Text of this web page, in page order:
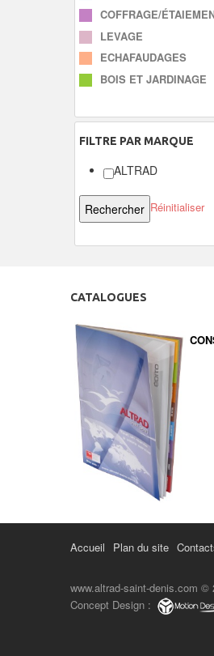
COFFRAGE/
LEVAGE
ECHAFAUDAGES
BOIS ET JARDINAGE
FILTRE PAR MARQUE
ALTRAD
Réinitialiser
CATALOGUES
Accueil Plan du site
www.altrad-saint-denis.com ©
Concept Design :